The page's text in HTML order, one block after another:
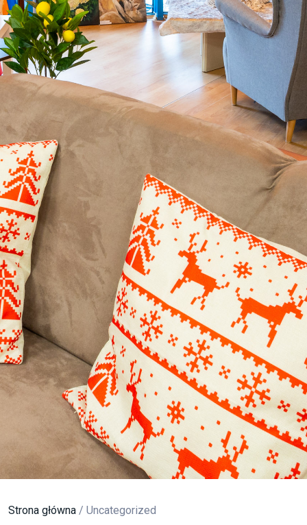
Strona główna / Uncategorized